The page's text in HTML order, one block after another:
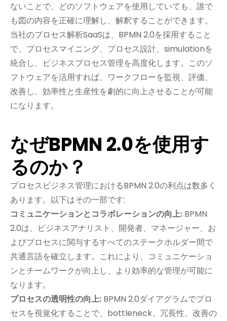
ないことで、どのソフトウェアを使用していても、誰で
も図の内容を正確に理解し、解釈することができます。
当社のプロセス解析SaaSは、BPMN 2.0を採用すること
で、プロセスマイニング、プロセス設計、simulationを
統合し、ビジネスプロセス管理を高度化します。このソ
フトウェアを活用すれば、ワークフローを監視、評価、
改善し、効率性と生産性を劇的に向上させることが可能
になります。
なぜBPMN 2.0を使用す
るのか？
プロセスビジネス管理におけるBPMN 2.0の利点は数多く
あります。以下はその一部です:
コミュニケーションとコラボレーションの向上: BPMN
2.0は、ビジネスアナリスト、開発者、マネージャー、お
よびプロセスに関与するすべてのステークホルダー間で
共通言語を確立します。これにより、コミュニケーショ
ンとチームワークが向上し、より効率的な管理が可能に
なります。
プロセスの透明性の向上: BPMN 2.0ダイアグラムでプロ
セスを視覚化することで、bottleneck、冗長性、改善の